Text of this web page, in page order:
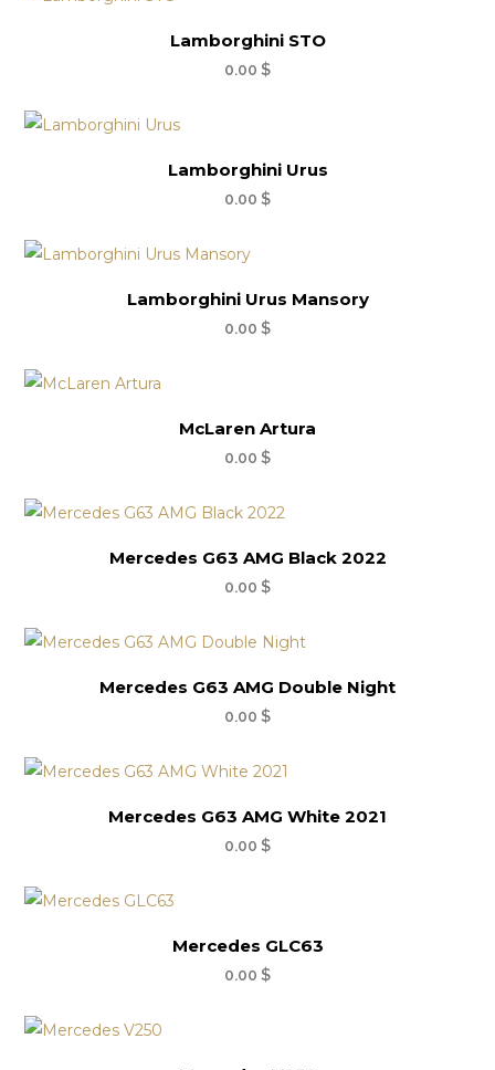
Lamborghini STO
0.00 $
Lamborghini Urus
0.00 $
Lamborghini Urus Mansory
0.00 $
McLaren Artura
0.00 $
Mercedes G63 AMG Black 2022
0.00 $
Mercedes G63 AMG Double Night
0.00 $
Mercedes G63 AMG White 2021
0.00 $
Mercedes GLC63
0.00 $